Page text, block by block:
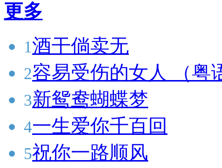
更多
1酒干倘卖无
2容易受伤的女人 （粤
3新鸳鸯蝴蝶梦
4一生爱你千百回
5祝你一路顺风